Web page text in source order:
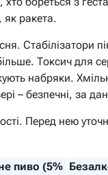
як ракета.
Стабілізатори
Токсич для
набряки.
– безпечні, за
Перед нею
пиво (5%